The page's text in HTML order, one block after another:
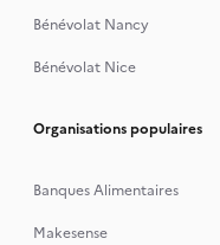
Bénévolat Nancy
Bénévolat Nice
Organisations populaires
Banques Alimentaires
Makesense